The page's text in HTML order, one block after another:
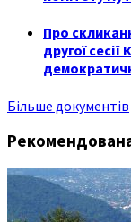
Про
другої
Більше документів